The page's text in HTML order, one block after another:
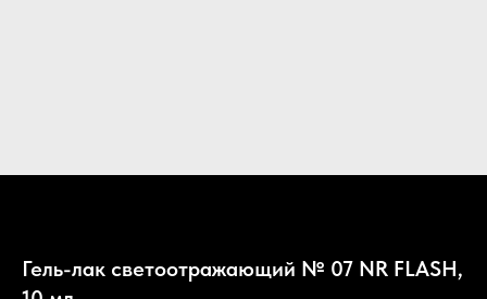
Гель-лак светоотражающий № 07 NR FLASH,